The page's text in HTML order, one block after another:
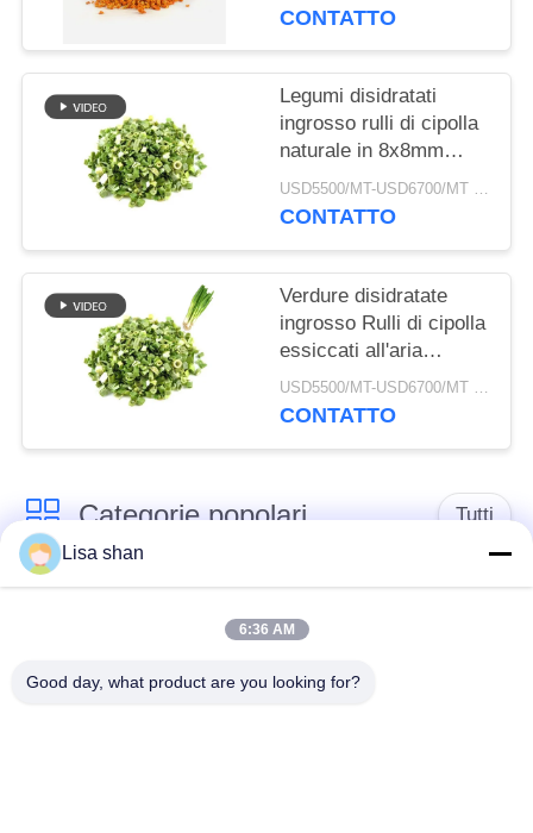
CONTATTO
Legumi disidratati
ingrosso rulli di cipolla
naturale in 8x8mm
5x5mm 3x3mm
Dimensioni Nessun
USD5500/MT-USD6700/MT MOQ:2mt
CONTATTO
Verdure disidratate
ingrosso Rulli di cipolla
essiccati all'aria
3*3mm 5*5mm Colore
naturale Sapore
USD5500/MT-USD6700/MT MOQ:2mt
CONTATTO
Categorie popolari Tutti
Briciole di pane
briciole di pane
giapponesi
Briciole di pane di
Lisa shan
6:36 AM
Good day, what product are you looking for?